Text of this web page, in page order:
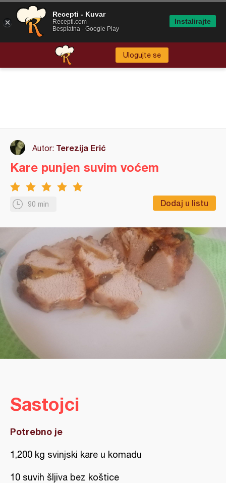
Ulogujte se
Autor: Terezija Erić
90 min Dodaj u listu
Kare punjen suvim voćem
Sastojci
Potrebno je
1,200 kg svinjski kare u komadu
10 suvih šljiva bez koštice
Recepti - Kuvar
Recepti.com
Besplatna - Google Play
Instalirajte